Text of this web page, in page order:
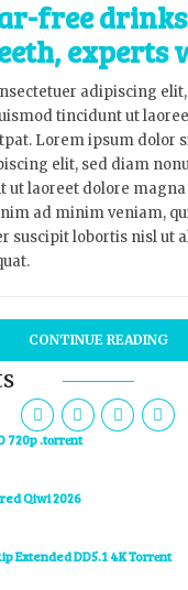
free
experts
adipiscing
tincidunt ut
Lorem ipsum dolor
elit, sed diam
ut laoreet dolore
ad minim veniam,
suscipit lobortis nisl ut
CONTINUE READING
720p .t𝐨rr𝐞nt
Qiwi 2026
Extended DD5.1 4K Torr𝐞nt